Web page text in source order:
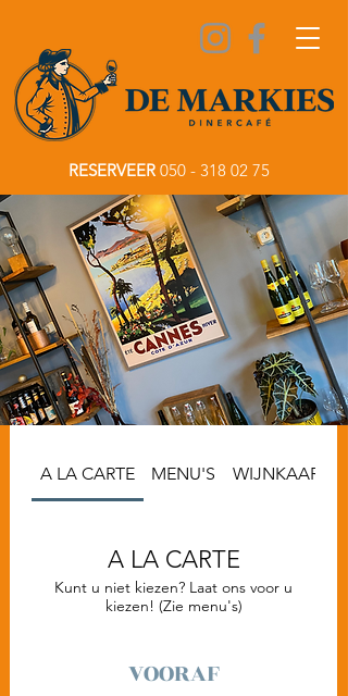
RESERVEER 050 - 318 02 75
A LA CARTE MENU'S WIJNKAART
A LA CARTE
Kunt u niet kiezen? Laat ons voor u
kiezen! (Zie menu's)
VOORAF